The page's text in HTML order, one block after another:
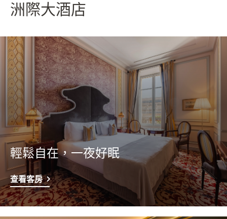
洲際大酒店
輕鬆自在，一夜好眠
查看客房